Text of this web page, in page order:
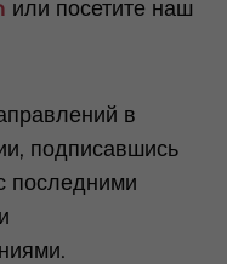
или посетите наш
в
подписавшись
последними